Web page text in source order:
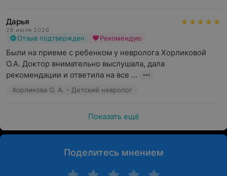
Дарья
26 июля 2026
Отзыв подтвержден Рекомендую
Были на приеме с ребенком у невролога Хорликовой
О.А. Доктор внимательно выслушала, дала
рекомендации и ответила на все ...
Хорликова О. А. - Детский невролог
Показать ещё
Поделитесь мнением